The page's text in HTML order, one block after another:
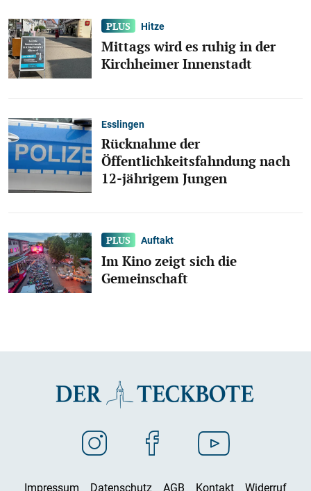
Hitze
Mittags wird es ruhig in der
Kirchheimer Innenstadt
Esslingen
Rücknahme der
Öffentlichkeitsfahndung nach
12-jährigem Jungen
Auftakt
Im Kino zeigt sich die
Gemeinschaft
Impressum Datenschutz AGB Kontakt Widerruf